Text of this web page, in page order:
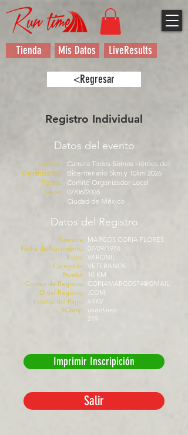
Tienda Mis Datos LiveResults
<Regresar
Registro Individual
Datos del evento
Evento:
Organizador:
Fecha:
Sede:
Carrera Todos Somos Héroes del
Bicentenario 5km y 10km 2026
Comité Organizador Local
07/06/2026
Ciudad de México
Datos del Registro
Nombre:
Fecha de Nacimiento:
Rama:
Categoría:
Prueba:
Correo de Registro:
ID del Registro:
Estatus del Pago:
#Comp:
MARCOS CORIA FLORES
07/09/1974
VARONIL
VETERANOS
10 KM
CORIAMARCOS74@GMAIL
.COM
X4KV
undefined
219
Imprimir Inscripición
Salir